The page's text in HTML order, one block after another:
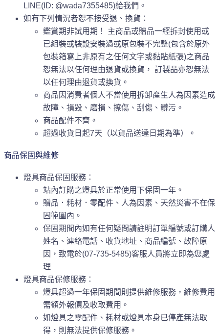
LINE(ID: @wada7355485)給我們。
如有下列情況者恕不接受退、換貨：
鑑賞期非試用期！ 主商品或贈品一經拆封使用或
已組裝或裝設安裝過或原包裝不完整(包含於原外
包裝箱寫上非原有之任何文字或黏貼紙張)之商品
恕無法以任何理由退貨或換貨， 訂製品亦恕無法
以任何理由退貨或換貨。
商品因消費者個人不當使用拆卸產生人為因素造成
故障、損毀、磨損、擦傷、刮傷、髒污。
商品配件不齊。
超過收貨日起7天（以貨品送達日期為準）。
商品保固與維修
燈具商品保固服務：
站內訂購之燈具於正常使用下保固一年。
贈品．耗材．零配件、人為因素、天然災害不在保
固範圍內。
保固期間內如有任何疑問請註明訂單編號或訂購人
姓名、連絡電話、收貨地址、商品編號、故障原
因，致電於(07-735-5485)客服人員將立即為您處
理
燈具商品保修服務：
燈具超過一年保固期間則提供維修服務，維修費用
需額外報價及收取費用。
如燈具之零配件、耗材或燈具本身已停產無法取
得，則無法提供保修服務。